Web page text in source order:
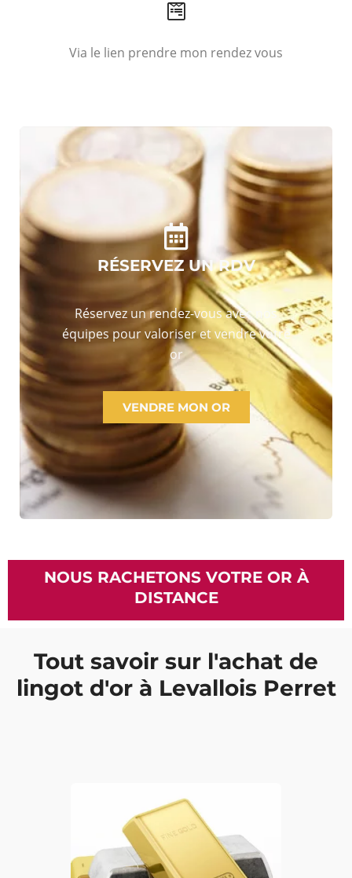
Via le lien prendre mon rendez vous
RÉSERVEZ UN RDV
Réservez un rendez-vous avec nos
équipes pour valoriser et vendre votre
or
VENDRE MON OR
NOUS RACHETONS VOTRE OR À
DISTANCE
Tout savoir sur l'achat de
lingot d'or à Levallois Perret